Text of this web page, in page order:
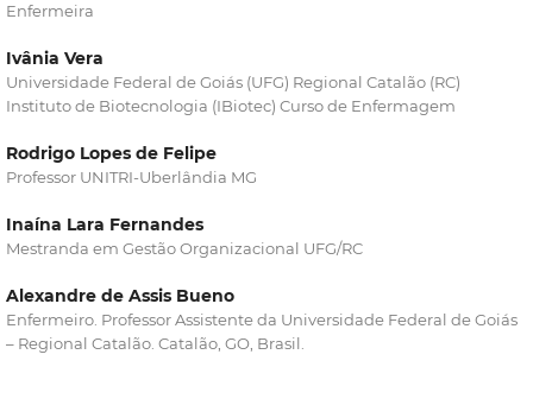
Enfermeira
Ivânia Vera
Universidade Federal de Goiás (UFG) Regional Catalão (RC)
Instituto de Biotecnologia (IBiotec) Curso de Enfermagem
Rodrigo Lopes de Felipe
Professor UNITRI-Uberlândia MG
Inaína Lara Fernandes
Mestranda em Gestão Organizacional UFG/RC
Alexandre de Assis Bueno
Enfermeiro. Professor Assistente da Universidade Federal de Goiás
– Regional Catalão. Catalão, GO, Brasil.